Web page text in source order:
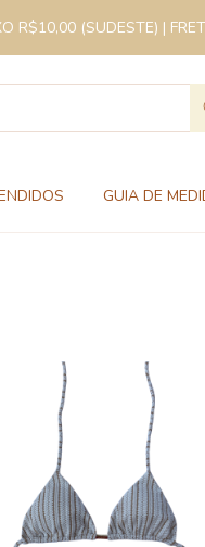
R$10,00 (SUDESTE) |
GUIA DE